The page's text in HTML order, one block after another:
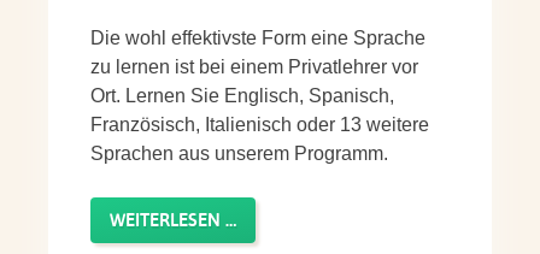
Die wohl effektivste Form eine Sprache
zu lernen ist bei einem Privatlehrer vor
Ort. Lernen Sie Englisch, Spanisch,
Französisch, Italienisch oder 13 weitere
Sprachen aus unserem Programm.
WEITERLESEN …